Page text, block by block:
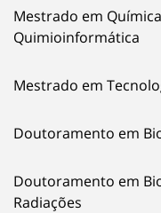
Mestrado em
Quimioinformática
Mestrado em
Doutoramento em
Doutoramento em
Radiações